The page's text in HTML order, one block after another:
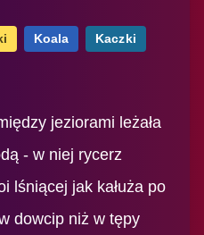
Koala Kaczki
jeziorami leżała
- w niej rycerz
lśniącej jak kałuża po
dowcip niż w tępy